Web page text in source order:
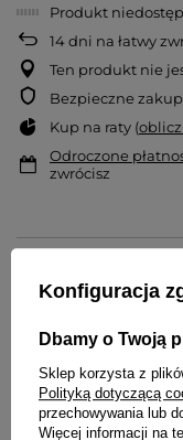
Produkt
14dni na łatwy
Ten produkt nie
Bezpieczne
Kup na raty (
Odroczone
zwrócisz
Klasa szczelności
zachlapania
Konfiguracja
Dbamy o Twoją
Sklep korzysta z
Polityką dotyczącą
przechowywania lub
Więcej informacji na